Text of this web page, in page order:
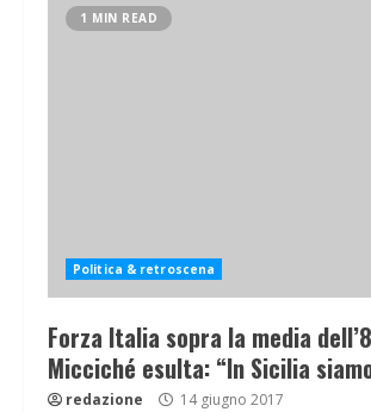
1 MIN READ
Politica & retroscena
Forza Italia sopra la media
Micciché esulta: “In Sicilia
redazione 14 giugno 2017